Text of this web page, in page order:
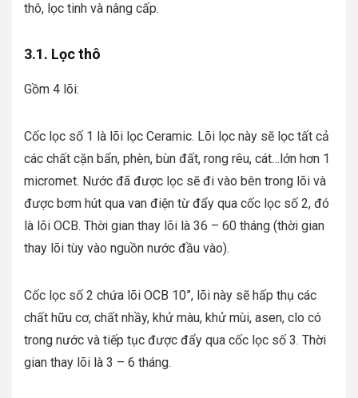
thô, lọc tinh và nâng cấp.
3.1. Lọc thô
Gồm 4 lõi:
Cốc lọc số 1 là lõi lọc Ceramic. Lõi lọc này sẽ lọc tất cả
các chất cặn bẩn, phèn, bùn đất, rong rêu, cát…lớn hơn 1
micromet. Nước đã được lọc sẽ đi vào bên trong lõi và
được bơm hút qua van điện từ đẩy qua cốc lọc số 2, đó
là lõi OCB. Thời gian thay lõi là 36 – 60 tháng (thời gian
thay lõi tùy vào nguồn nước đầu vào).
Cốc lọc số 2 chứa lõi OCB 10”, lõi này sẽ hấp thụ các
chất hữu cơ, chất nhầy, khử màu, khử mùi, asen, clo có
trong nước và tiếp tục được đẩy qua cốc lọc số 3. Thời
gian thay lõi là 3 – 6 tháng.